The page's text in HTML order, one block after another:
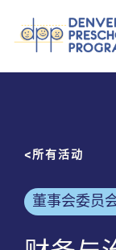
所有活动
董事会委员